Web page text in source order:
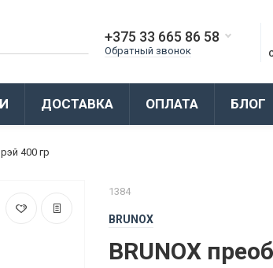
+375 33 665 86 58
Обратный звонок
ДОСТАВКА ОПЛАТА БЛОГ
400 гр
1384
BRUNOX
BRUNOX